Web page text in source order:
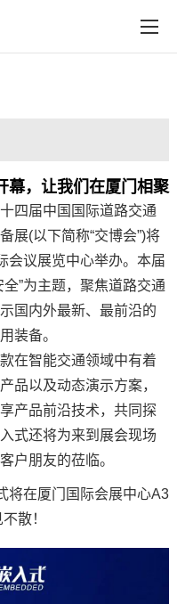
在线购买
幕，让我们在厦门相聚
四届中国国际道路交通
展(以下简称“交博会”)将
会议展览中心举办。本届
”为主题，聚焦道路交通
国内外最新、最前沿的
装备。
在智能交通领域中有着
品以及动态演示方案，
产品前沿技术，共同探
式还将为来到展会现场
户朋友的莅临。
将在厦门国际会展中心A3
散！